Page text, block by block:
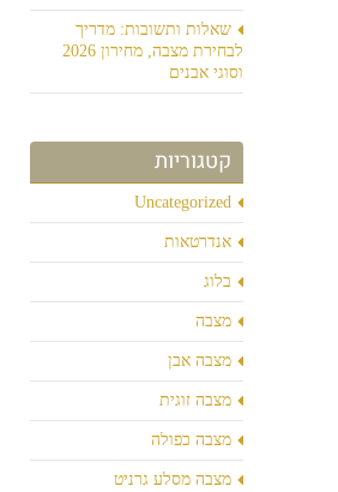
שאלות ותשובות: מדריך
לבחירת מצבה, מחירון 2026
וסוגי אבנים
קטגוריות
Uncategorized
אנדרטאות
בלוג
מצבה
מצבה אבן
מצבה זוגית
מצבה כפולה
מצבה מסלע גרניט